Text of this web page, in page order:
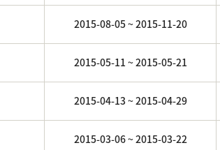
2015-08-05 ~ 2015-11-20
2015-05-11 ~ 2015-05-21
2015-04-13 ~ 2015-04-29
2015-03-06 ~ 2015-03-22